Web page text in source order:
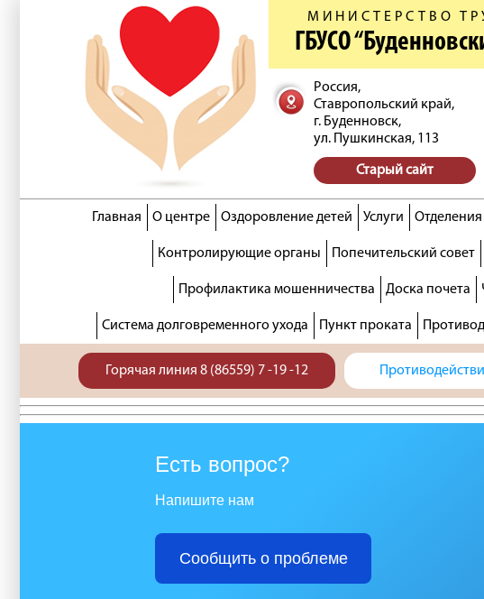
МИНИСТЕРСТВО
ГБУСО
Россия,
Ставропольский край,
г. Буденновск,
ул. Пушкинская, 113
Старый сайт
Главная О центре Оздоровление детей Услуги Отделения
Контролирующие органы Попечительский совет
Профилактика мошенничества Доска почета
Система долговременного ухода Пункт проката
Горячая линия 8 (86559) 7 -19 -12
Есть вопрос?
Напишите нам
Сообщить о проблеме